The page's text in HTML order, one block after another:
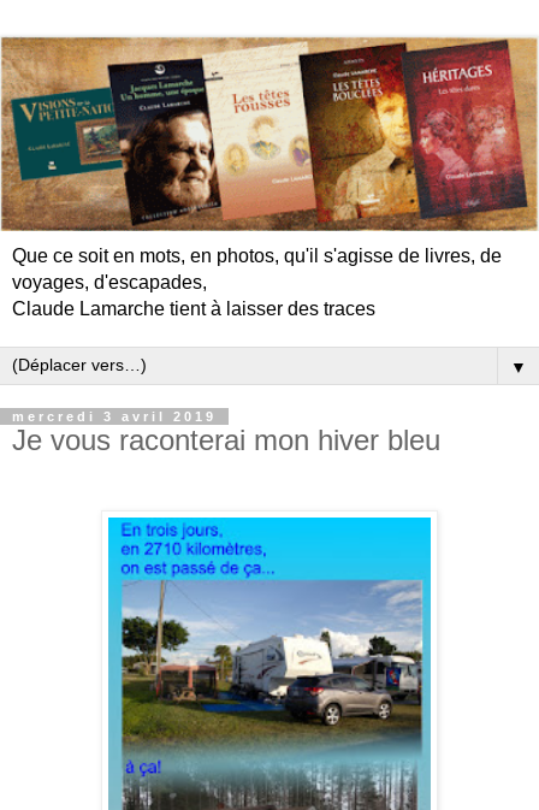
Que ce soit en mots, en photos, qu'il s'agisse de livres, de
voyages, d'escapades,
Claude Lamarche tient à laisser des traces
▼
mercredi 3 avril 2019
Je vous raconterai mon hiver bleu